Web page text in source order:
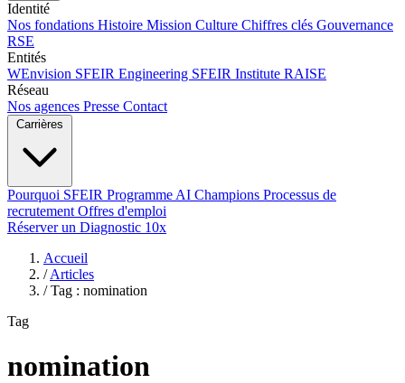
Identité
Nos fondations Histoire Mission Culture Chiffres clés Gouvernance
RSE
Entités
WEnvision SFEIR Engineering SFEIR Institute RAISE
Réseau
Nos agences Presse Contact
Carrières
Pourquoi SFEIR Programme AI Champions Processus de
recrutement Offres d'emploi
Réserver un Diagnostic 10x
Accueil
/ Articles
/ Tag : nomination
Tag
nomination